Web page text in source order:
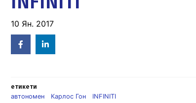
10 Ян. 2017
Facebook
in
етикети
автономен
Карлос Гон INFINITI